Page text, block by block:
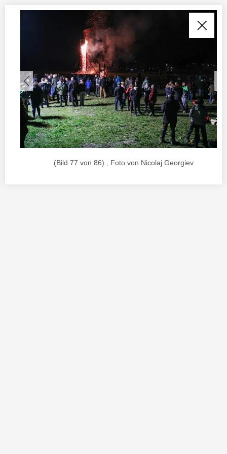
(Bild 77 von 86) , Foto von Nicolaj Georgiev